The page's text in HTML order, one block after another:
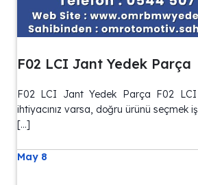
F02 LCI Jant Yedek Parça
F02 LCI Jant Yedek Parça F02
ihtiyacınız varsa, doğru ürünü seçmek
[…]
May 8